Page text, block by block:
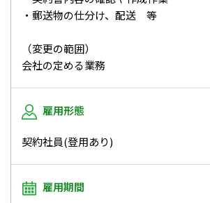
・郵送物の仕分け、配送 等
（変更の範囲）
会社の定める業務
雇用形態
契約社員(登用あり)
雇用期間